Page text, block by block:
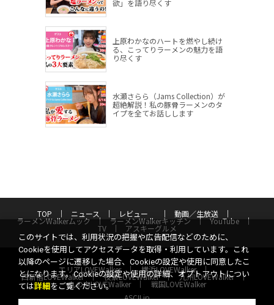
欲」を語り尽くす
上原わかなのハートを燃やし続け
る、こってりラーメンの魅力を語
り尽くす
水瀬さらら（Jams Collection）が
超絶解説！私の豚骨ラーメンのタ
イプを全てお話しします
TOP ニュース レビュー 動画／生放送
ラーメンWalkerムック ラーメンWalkerキッチン YouTube
TV アスキーグルメ
エリアLOVEWalker 横浜LOVEWalker
西新宿LOVEWalker 夜景LOVEWalker 九州LOVEWalker
丸の内LOVEWalker
戦国LOVEWalker
ASCII.jp
このサイトでは、利用状況の把握や広告配信などのために、
Cookieを使用してアクセスデータを取得・利用しています。これ
以降のページに遷移した場合、Cookieの設定や使用に同意したこ
とになります。Cookieの設定や使用の詳細、オプトアウトについ
ては詳細 をご覧ください。